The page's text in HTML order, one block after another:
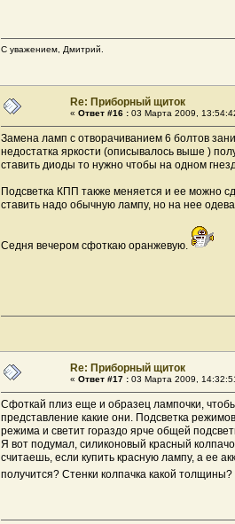
С уважением, Дмитрий.
Re: Приборный щиток
« Ответ #16 : 03 Марта 2009,
Замена ламп с отворачиванием 6 болтов
недостатка яркости (описывалось выше )
ставить диоды то нужно чтобы на одном
Подсветка КПП также меняется и ее можно
ставить надо обычную лампу, но на нее
Седня вечером сфоткаю оранжевую.
Re: Приборный щиток
« Ответ #17 : 03 Марта 2009,
Сфоткай плиз еще и образец лампочки,
представление какие они. Подсветка
режима и светит гораздо ярче общей
Я вот подумал, силиконовый красный
считаешь, если купить красную лампу, а ее
получится? Стенки колпачка какой